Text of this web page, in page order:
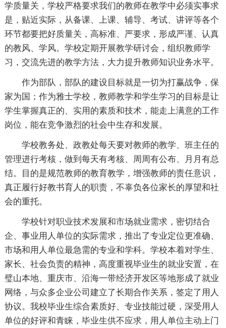
学质量关，学校严格要求我们的教师在教学中必须实事求
是，贴近实际，从备课、上课、辅导、考试、讲评等各个
环节都要把好质量关，高标准、严要求，形成严谨、认真
的教风、学风。学校定期开展教学研讨会，组织教师学
习，交流先进的教学方法，大力提升教师知识业务水平。
作为部队，部队的建设目标就是一切为打赢战争，保
家为国；作为雅士学校，教师教学和学生学习的目标是让
学生掌握真正的、实用的素质和技术，能走上满意的工作
岗位，能在竞争激烈的社会中生存和发展。
学校教务处、政教处每天要对教师的教学、班主任的
管理进行考核，做到每天有考核、周周有公布、月月有总
结。目的是规范教师的教育教学，增强教师的责任意识，
真正履行好教书育人的职责，不辜负各位家长的厚望和社
会的重托。
学校针对职业技术发展和市场就业需求，密切结合
企、事业用人单位的实际需求，推出了专业定位更准确、
市场和用人单位最急需的专业和学科。学校本着对学生、
家长、社会负责的精神，高度重视毕业生的就业安置，在
璧山本地、重庆市、沿海一带经济开发区等地形成了就业
网络，与众多企业公司建立了长期合作关系，签定了用人
协议。我校毕业生综合素质好、专业技能过硬，深受用人
单位的好评和青睐，毕业生供不应求，用人单位主动上门